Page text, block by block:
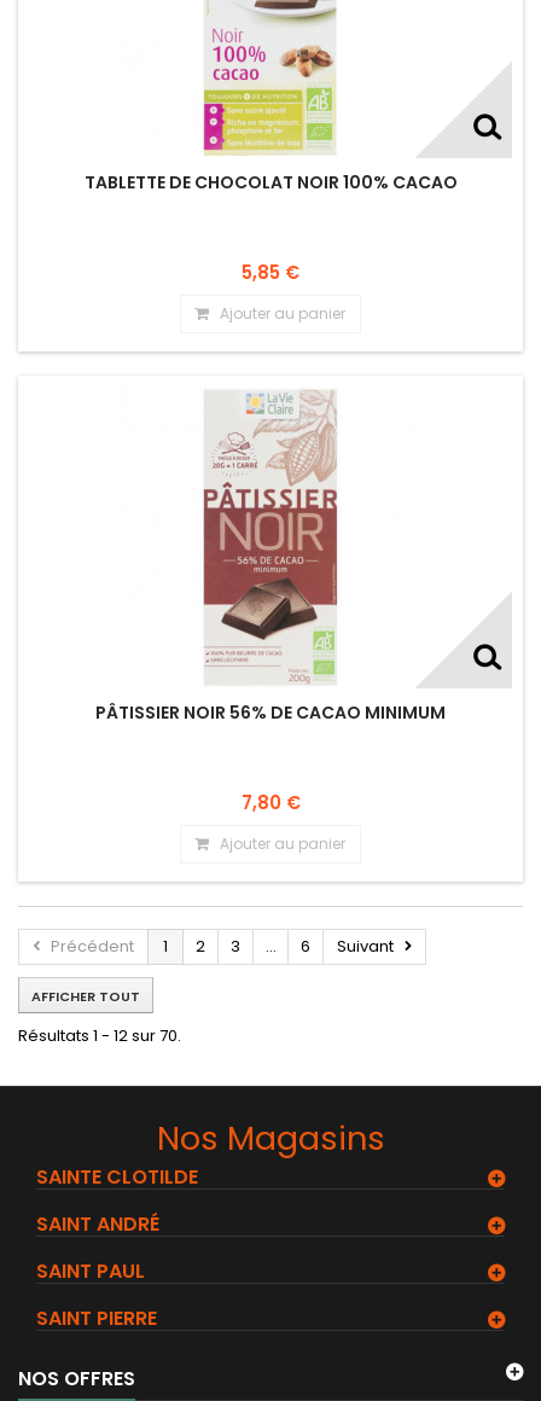
TABLETTE DE CHOCOLAT NOIR 100% CACAO
5,85 €
Ajouter au panier
PÂTISSIER NOIR 56% DE CACAO MINIMUM
7,80 €
Ajouter au panier
Précédent 1 2 3 ... 6 Suivant
AFFICHER TOUT
Résultats 1 - 12 sur 70.
Nos Magasins
SAINTE CLOTILDE
SAINT ANDRÉ
SAINT PAUL
SAINT PIERRE
NOS OFFRES